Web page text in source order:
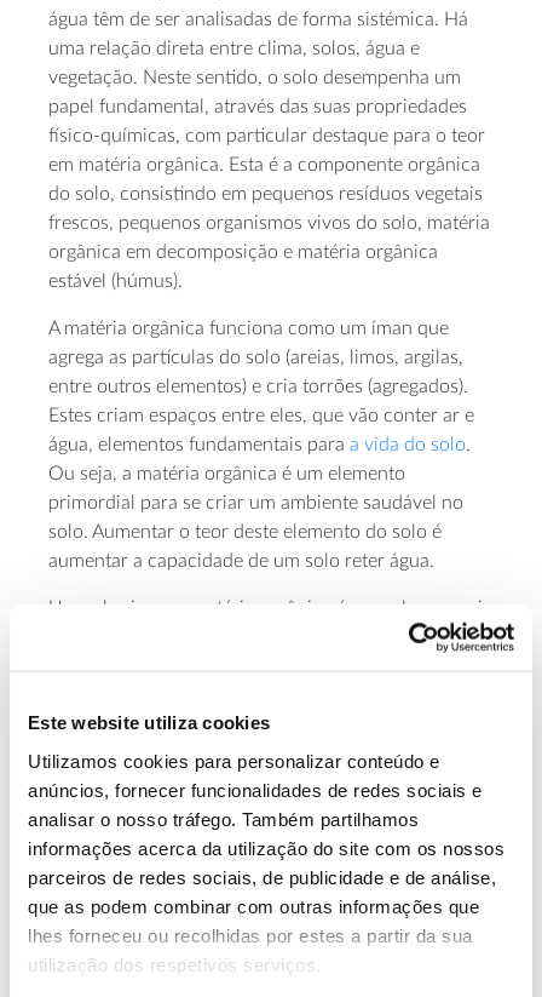
Este website utiliza cookies
Utilizamos cookies para personalizar conteúdo e
anúncios, fornecer funcionalidades de redes sociais e
analisar o nosso tráfego. Também partilhamos
informações acerca da utilização do site com os nossos
parceiros de redes sociais, de publicidade e de análise,
que as podem combinar com outras informações que
lhes forneceu ou recolhidas por estes a partir da sua
utilização dos respetivos serviços.
água têm de ser analisadas de forma sistémica. Há
uma relação direta entre clima, solos, água e
vegetação. Neste sentido, o solo desempenha um
papel fundamental, através das suas propriedades
físico-químicas, com particular destaque para o teor
em matéria orgânica. Esta é a componente orgânica
do solo, consistindo em pequenos resíduos vegetais
frescos, pequenos organismos vivos do solo, matéria
orgânica em decomposição e matéria orgânica
estável (húmus).
A matéria orgânica funciona como um íman que
agrega as partículas do solo (areias, limos, argilas,
entre outros elementos) e cria torrões (agregados).
Estes criam espaços entre eles, que vão conter ar e
água, elementos fundamentais para a vida do solo.
Ou seja, a matéria orgânica é um elemento
primordial para se criar um ambiente saudável no
solo. Aumentar o teor deste elemento do solo é
aumentar a capacidade de um solo reter água.
Um solo rico em matéria orgânica é um solo que vai
funcionar como uma “esponja”, absorvendo mais
coberto vegetal e a recarga dos aquíferos. Neste
sentido, há que reduzir todas as práticas que
conduzem à degradação dos solos e à destruição do
coberto vegetal.
Nesta linha de pensamento, surge a problemática
dos incêndios, que não só destroem os cobertos
vegetais (floresta, matos e culturas), mas que ao
mesmo tempo favorecem os processos de erosão
hídrica dos solos, traduzindo-se, sempre, por uma